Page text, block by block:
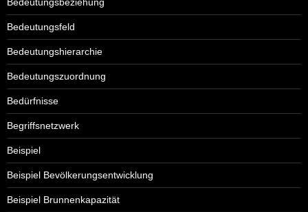
Bedeutungsfeld
Bedeutungshierarchie
Bedeutungszuordnung
Bedürfnisse
Begriffsnetzwerk
Beispiel
Beispiel Bevölkerungsentwicklung
Beispiel Brunnenkapazität